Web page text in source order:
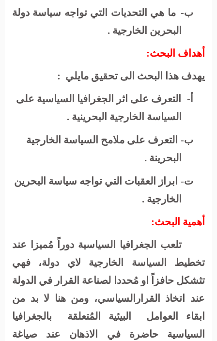
ب‌- ما هي التحديات التي تواجه سياسة دولة
البحرين الخارجية .
أهداف البحث:
يهدف هذا البحث الى تحقيق مايلي :
أ‌-
التعرف على اثر الجغرافيا السياسية على
السياسة الخارجية البحرينية .
ب‌- التعرف على ملامح السياسة الخارجية
البحرينة .
ت‌- ابراز العقبات التي تواجه سياسة البحرين
الخارجية .
أهمية البحث:
تلعب الجغرافيا السياسية دوراً مُميزا عند
تخطيط السياسة الخارجية لاي دولة، فهي
تثشكل حافزاً او مُحددا لصناعة القرار في الدولة
عند اتخاذ القرارالسياسي، ومن هنا لا بد من
ابقاء العوامل
البيئية المُتعلقة
بالجغرافيا
السياسية حاضرة في الاذهان عند صياغة